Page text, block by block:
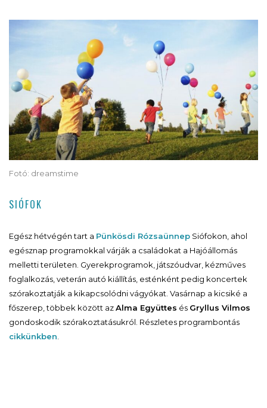
Fotó: dreamstime
SIÓFOK
Egész hétvégén tart a Pünkösdi Rózsaünnep Siófokon, ahol
egésznap programokkal várják a családokat a Hajóállomás
melletti területen. Gyerekprogramok, játszóudvar, kézműves
foglalkozás, veterán autó kiállítás, esténként pedig koncertek
szórakoztatják a kikapcsolódni vágyókat. Vasárnap a kicsiké a
főszerep, többek között azAlma Együttes és Gryllus Vilmos
gondoskodik szórakoztatásukról. Részletes programbontás
cikkünkben